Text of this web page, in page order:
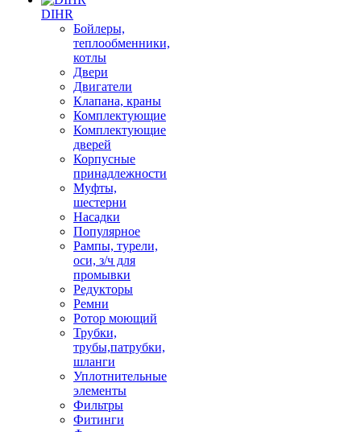
DIHR
Бойлеры,
теплообменники,
котлы
Двери
Двигатели
Клапана, краны
Комплектующие
Комплектующие
дверей
Корпусные
принадлежности
Муфты,
шестерни
Насадки
Популярное
Рампы, турели,
оси, з/ч для
промывки
Редукторы
Ремни
Ротор моющий
Трубки,
трубы,патрубки,
шланги
Уплотнительные
элементы
Фильтры
Фитинги